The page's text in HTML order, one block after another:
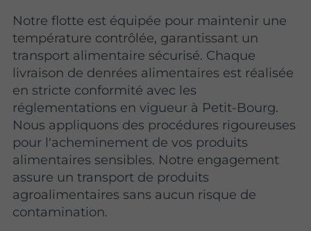
Notre flotte est équipée pour maintenir une
température contrôlée, garantissant un
transport alimentaire sécurisé. Chaque
livraison de denrées alimentaires est réalisée
en stricte conformité avec les
réglementations en vigueur à Petit-Bourg.
Nous appliquons des procédures rigoureuses
pour l'acheminement de vos produits
alimentaires sensibles. Notre engagement
assure un transport de produits
agroalimentaires sans aucun risque de
contamination.